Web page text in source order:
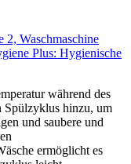
Waschmaschine
Plus: Hygienische
während des
Spülzyklus hinzu, um
und saubere und
ermöglicht es